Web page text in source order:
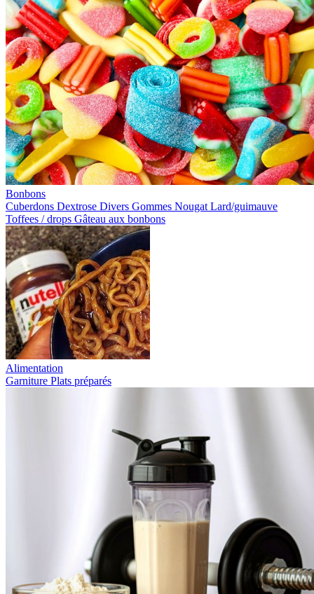
Bonbons
Cuberdons Dextrose Divers Gommes Nougat Lard/guimauve
Toffees / drops Gâteau aux bonbons
Alimentation
Garniture Plats préparés